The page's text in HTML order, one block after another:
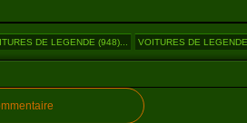
DE LEGENDE (948)... VOITURES DE